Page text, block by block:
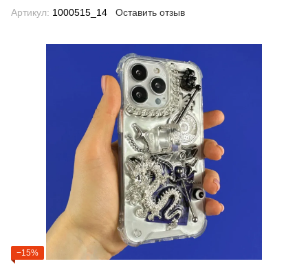
Артикул: 1000515_14 Оставить отзыв
−15%